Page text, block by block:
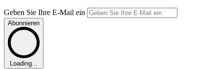
Geben Sie Ihre E-Mail ein
Abonnieren
Loading...